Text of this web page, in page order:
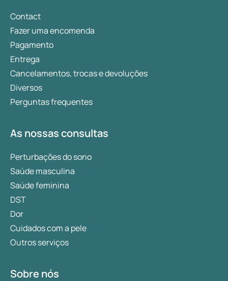
Contact
Fazer uma encomenda
Pagamento
Entrega
Cancelamentos, trocas e devoluções
Diversos
Perguntas frequentes
As nossas consultas
Perturbações do sono
Saúde masculina
Saúde feminina
DST
Dor
Cuidados com a pele
Outros serviços
Sobre nós